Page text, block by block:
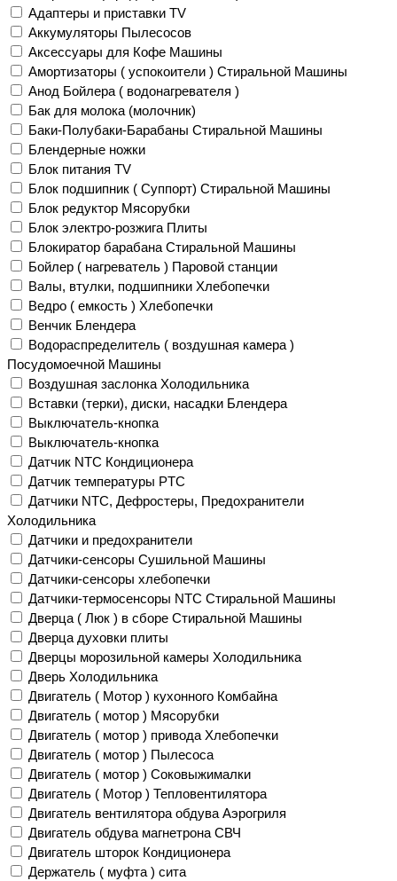
Адаптеры и приставки TV
Аккумуляторы Пылесосов
Аксессуары для Кофе Машины
Амортизаторы ( успокоители ) Стиральной Машины
Анод Бойлера ( водонагревателя )
Бак для молока (молочник)
Баки-Полубаки-Барабаны Стиральной Машины
Блендерные ножки
Блок питания TV
Блок подшипник ( Суппорт) Стиральной Машины
Блок редуктор Мясорубки
Блок электро-розжига Плиты
Блокиратор барабана Стиральной Машины
Бойлер ( нагреватель ) Паровой станции
Валы, втулки, подшипники Хлебопечки
Ведро ( емкость ) Хлебопечки
Венчик Блендера
Водораспределитель ( воздушная камера )
Посудомоечной Машины
Воздушная заслонка Холодильника
Вставки (терки), диски, насадки Блендера
Выключатель-кнопка
Выключатель-кнопка
Датчик NTC Кондиционера
Датчик температуры PTC
Датчики NTC, Дефростеры, Предохранители
Холодильника
Датчики и предохранители
Датчики-сенсоры Сушильной Машины
Датчики-сенсоры хлебопечки
Датчики-термосенсоры NTC Стиральной Машины
Дверца ( Люк ) в сборе Стиральной Машины
Дверца духовки плиты
Дверцы морозильной камеры Холодильника
Дверь Холодильника
Двигатель ( Мотор ) кухонного Комбайна
Двигатель ( мотор ) Мясорубки
Двигатель ( мотор ) привода Хлебопечки
Двигатель ( мотор ) Пылесоса
Двигатель ( мотор ) Соковыжималки
Двигатель ( Мотор ) Тепловентилятора
Двигатель вентилятора обдува Аэрогриля
Двигатель обдува магнетрона СВЧ
Двигатель шторок Кондиционера
Держатель ( муфта ) сита